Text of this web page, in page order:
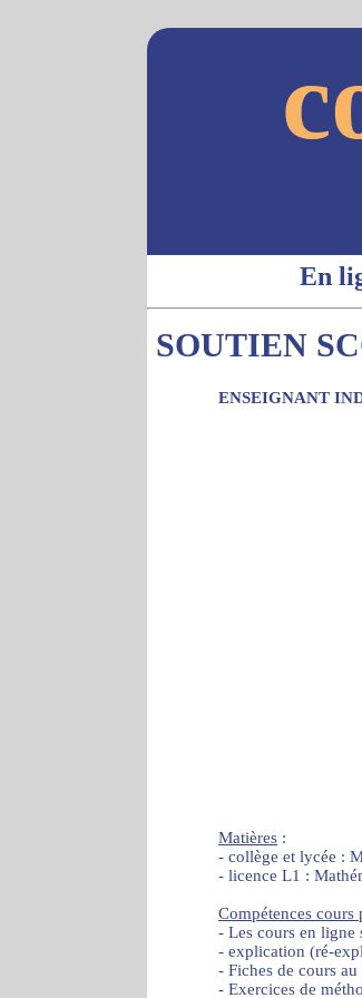
En
SOUTIEN
ENSEIGNANT
Matières :
- collège et lycée :
- licence L1 :
Compétences cours
- Les cours en ligne
- explication (ré-
- Fiches de cours
- Exercices de